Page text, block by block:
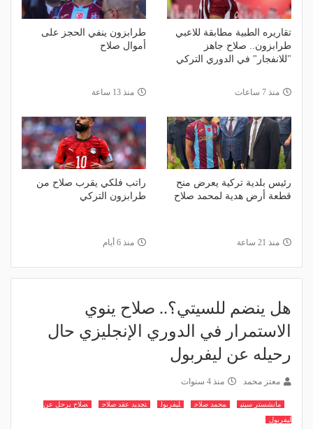
تقاريره الطبية مطابقة للاعبي
طرابزون.. صلاح جاهز
"للانفجار" في الدوري التركي
منذ 7 ساعات
طرابزون ينفي الحجز على
أموال صلاح
منذ 13 ساعة
رئيس بلدية تركية يعرض منح
قطعة أرض هدية لمحمد صلاح
منذ 21 ساعة
راتب فلكي يقرب صلاح من
طرابزون التركي
منذ 6 أيام
هل ينضم للسيتي؟.. صلاح ينوي
الاستمرار في الدوري الإنجليزي حال
رحيله عن ليفربول
معتز محمد منذ 4 سنوات
مانشستر سيتي محمد صلاح ليفربول تجديد عقد صلاح
صلاح يرحل عن
ليفربول